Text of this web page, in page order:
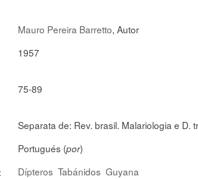
Mauro Pereira Barretto, Autor
1957
75-89
Separata de: Rev. brasil. Malariologia e D.
Portugués (por)
Dípteros Tabánidos Guyana